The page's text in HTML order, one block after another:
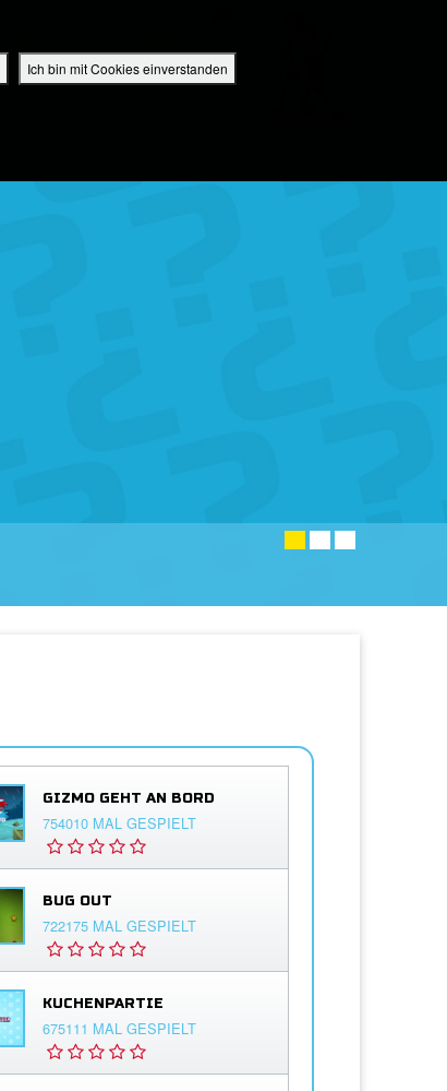
Ich bin mit Cookies einverstanden
GIZMO GEHT AN BORD
754010 MAL GESPIELT
BUG OUT
722175 MAL GESPIELT
KUCHENPARTIE
675111 MAL GESPIELT